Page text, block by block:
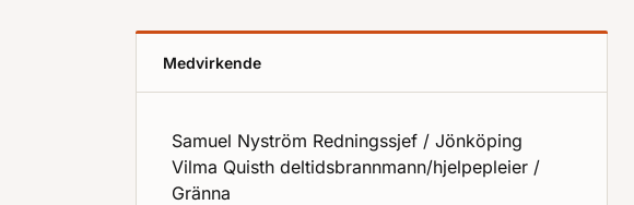
Medvirkende
Samuel Nyström Redningssjef / Jönköping
Vilma Quisth deltidsbrannmann/hjelpepleier /
Gränna